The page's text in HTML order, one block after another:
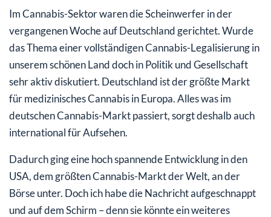
Kongresswahlen in 2022
Legalisierungs-Initiative in wichtigem US-Bundesstaat
Im Cannabis-Sektor waren die Scheinwerfer in der
vergangenen Woche auf Deutschland gerichtet. Wurde
das Thema einer vollständigen Cannabis-Legalisierung in
unserem schönen Land doch in Politik und Gesellschaft
sehr aktiv diskutiert. Deutschland ist der größte Markt
für medizinisches Cannabis in Europa. Alles was im
deutschen Cannabis-Markt passiert, sorgt deshalb auch
international für Aufsehen.
Dadurch ging eine hoch spannende Entwicklung in den
USA, dem größten Cannabis-Markt der Welt, an der
Börse unter. Doch ich habe die Nachricht aufgeschnappt
und auf dem Schirm – denn sie könnte ein weiteres